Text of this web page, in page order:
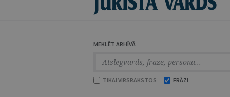
MEKLĒT ARHĪVĀ
TIKAI VIRSRAKSTOS FRĀZI